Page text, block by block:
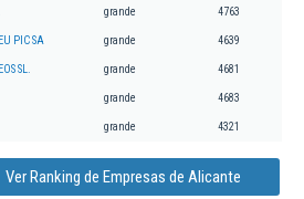
grande 4763
PIC SA grande 4639
SL. grande 4681
grande 4683
grande 4321
Ver Ranking de Empresas de Alicante